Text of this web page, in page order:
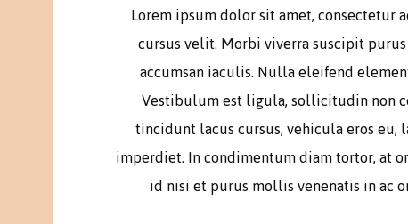
Lorem ipsum dolor sit amet, consectetur
cursus velit. Morbi viverra suscipit
accumsan iaculis. Nulla eleifend
Vestibulum est ligula, sollicitudin non
tincidunt lacus cursus, vehicula eros
imperdiet. In condimentum diam tortor, at
id nisi et purus mollis venenatis in ac